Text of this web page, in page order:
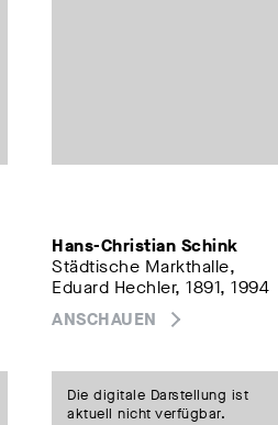
Hans-Christian Schink
Städtische Markthalle,
Eduard Hechler, 1891, 1994
ANSCHAUEN
Die digitale Darstellung ist
aktuell nicht verfügbar.